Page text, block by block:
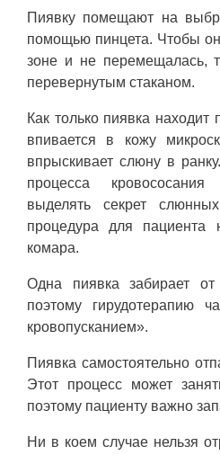
Пиявку помещают на
помощью пинцета. Чтобы
зоне и не перемещалась,
перевернутым стаканом.
Как только пиявка
впивается в кожу
впрыскивает слюну в
процесса
выделять секрет
процедура для пациента
комара.
Одна пиявка забирает
поэтому гирудотерапию
кровопусканием».
Пиявка самостоятельно
Этот процесс может
поэтому пациенту важно
Ни в коем случае нельзя